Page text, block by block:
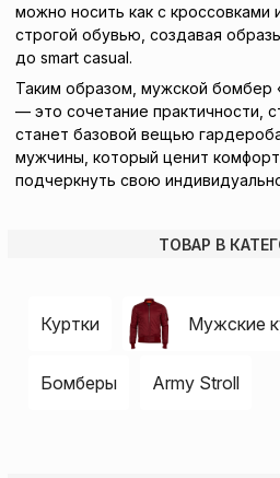
можно носить как с кроссовками
строгой обувью, создавая
до smart casual.
Таким образом, мужской бомбер
— это сочетание практичности,
станет базовой вещью
мужчины, который ценит
подчеркнуть свою
ТОВАР В
Куртки Мужские
Бомберы Army Stroll